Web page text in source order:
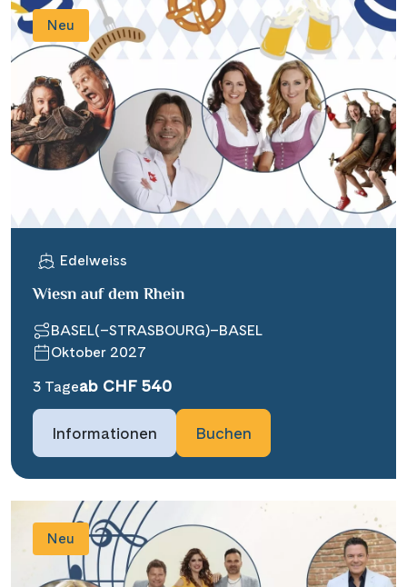
Neu
Edelweiss
Wiesn auf dem Rhein
BASEL(–STRASBOURG)–BASEL
Oktober 2027
3 Tageab CHF 540
Informationen Buchen
Neu